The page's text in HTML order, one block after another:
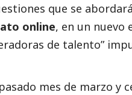
que se
online, en un nuevo
de talento”
mes de marzo y